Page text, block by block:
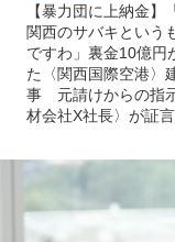
【暴力団に上納金】
関西のサバキという
ですわ」裏金10億円
た〈関西国際空港〉
事 元請けからの指
材会社X社長〉が証言